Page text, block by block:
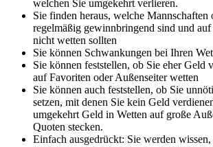
welchen Sie umgekehrt verlieren.
Sie finden heraus, welche Mannschaften
regelmäßig gewinnbringend sind und
nicht wetten sollten
Sie können Schwankungen bei Ihren
Sie können feststellen, ob Sie eher Geld
auf Favoriten oder Außenseiter wetten
Sie können auch feststellen, ob Sie
setzen, mit denen Sie kein Geld
umgekehrt Geld in Wetten auf große
Quoten stecken.
Einfach ausgedrückt: Sie werden wissen,